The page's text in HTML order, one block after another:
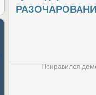
Понравился